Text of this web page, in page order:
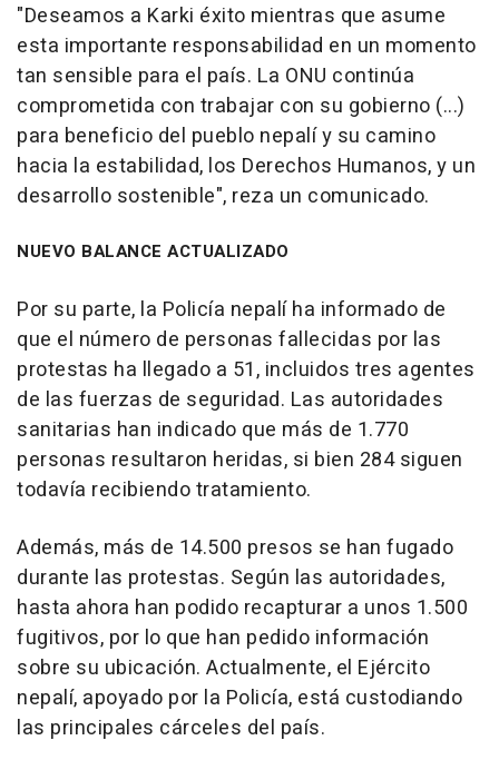
"Deseamos a Karki éxito mientras que asume
esta importante responsabilidad en un momento
tan sensible para el país. La ONU continúa
comprometida con trabajar con su gobierno (...)
para beneficio del pueblo nepalí y su camino
hacia la estabilidad, los Derechos Humanos, y un
desarrollo sostenible", reza un comunicado.
NUEVO BALANCE ACTUALIZADO
Por su parte, la Policía nepalí ha informado de
que el número de personas fallecidas por las
protestas ha llegado a 51, incluidos tres agentes
de las fuerzas de seguridad. Las autoridades
sanitarias han indicado que más de 1.770
personas resultaron heridas, si bien 284 siguen
todavía recibiendo tratamiento.
Además, más de 14.500 presos se han fugado
durante las protestas. Según las autoridades,
hasta ahora han podido recapturar a unos 1.500
fugitivos, por lo que han pedido información
sobre su ubicación. Actualmente, el Ejército
nepalí, apoyado por la Policía, está custodiando
las principales cárceles del país.